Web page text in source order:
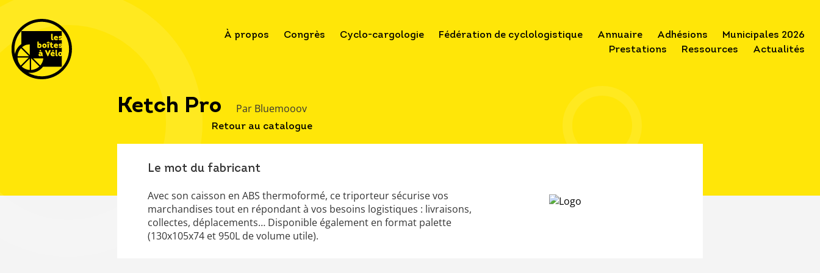
À propos Congrès Cyclo-cargologie Fédération de cyclologistique Annuaire Adhésions
Municipales 2026
Prestations
Ressources Actualités
Ketch Pro Par Bluemooov
Retour au catalogue
Le mot du fabricant
Avec son caisson en ABS thermoformé, ce triporteur sécurise vos
marchandises tout en répondant à vos besoins logistiques : livraisons,
collectes, déplacements… Disponible également en format palette
(130x105x74 et 950L de volume utile).